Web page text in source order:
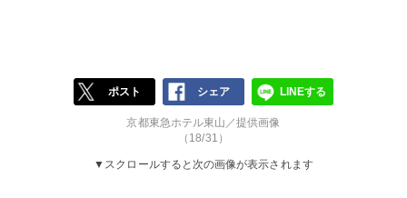
ポスト シェア LINEする
京都東急ホテル東山／提供画像
（18/31）
▼スクロールすると次の画像が表示されます